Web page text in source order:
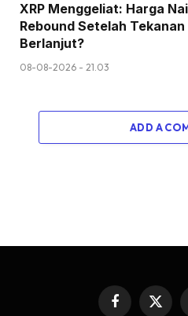
XRP Menggeliat: Harga
Rebound Setelah
Berlanjut?
08-08-2026 - 21.03
ADD A
Facebook
X